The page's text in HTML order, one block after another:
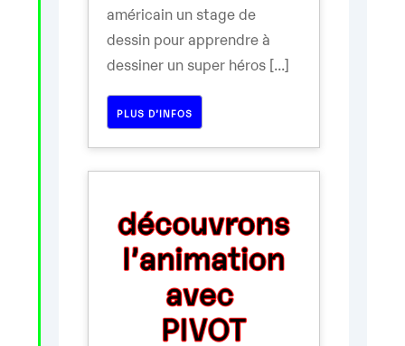
américain un stage de
dessin pour apprendre à
dessiner un super héros [...]
PLUS D’INFOS